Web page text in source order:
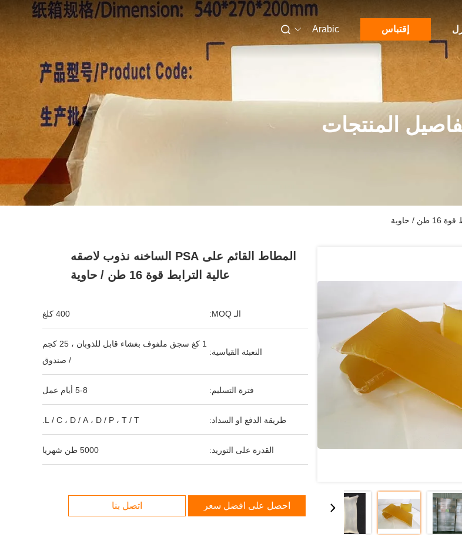
إقتباس Arabic
المنتجات
المطاط القائم على PSA الساخنه نذوب لاصقه
عالية الترابط قوة 16 طن / حاوية
الـ MOQ: 400 كلغ
التعبئة القياسية:
1 كغ سجق ملفوف بغشاء قابل للذوبان ، 25 كجم
/ صندوق
فترة التسليم: 5-8 أيام عمل
طريقة الدفع او السداد: L / C ، D / A ، D / P ، T / T.
القدرة على التوريد: 5000 طن شهريا
احصل على افضل سعر اتصل بنا